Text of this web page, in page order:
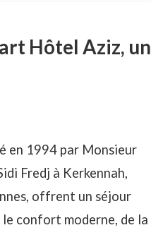
Hôtel Aziz, un
en 1994 par Monsieur
Fredj à Kerkennah,
offrent un séjour
confort moderne, de la